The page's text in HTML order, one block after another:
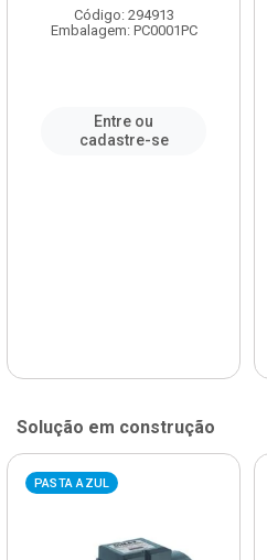
Código: 294913
Embalagem: PC0001PC
Entre ou
cadastre-se
Solução em construção
PASTA AZUL